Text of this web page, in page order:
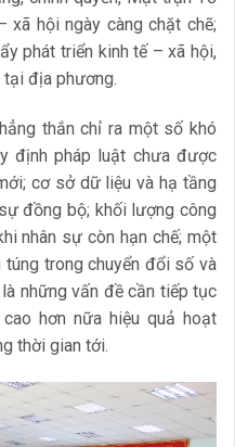
xã hội ngày càng chặt chẽ;
phát triển kinh tế – xã hội,
tại địa phương.
thắn chỉ ra một số khó
định pháp luật chưa được
cơ sở dữ liệu và hạ tầng
đồng bộ; khối lượng công
nhân sự còn hạn chế; một
trong chuyển đổi số và
những vấn đề cần tiếp tục
hơn nữa hiệu quả hoạt
thời gian tới.